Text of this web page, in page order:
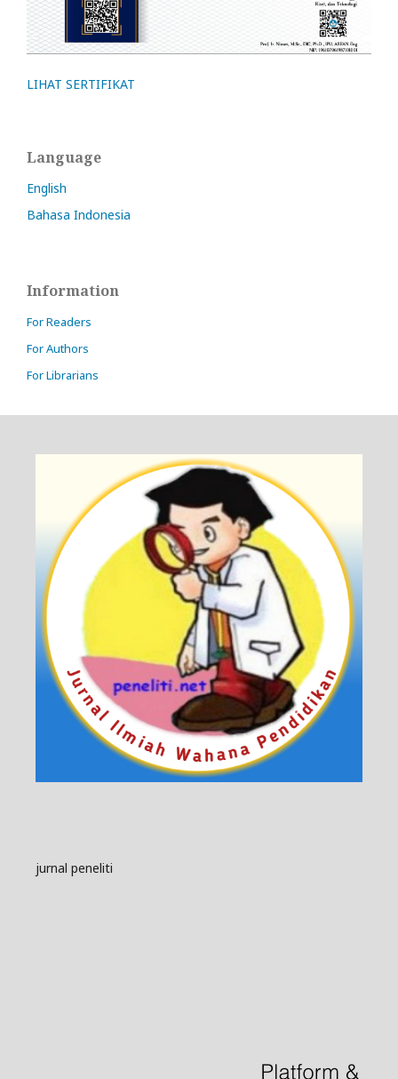
LIHAT SERTIFIKAT
Language
English
Bahasa Indonesia
Information
For Readers
For Authors
For Librarians
jurnal peneliti